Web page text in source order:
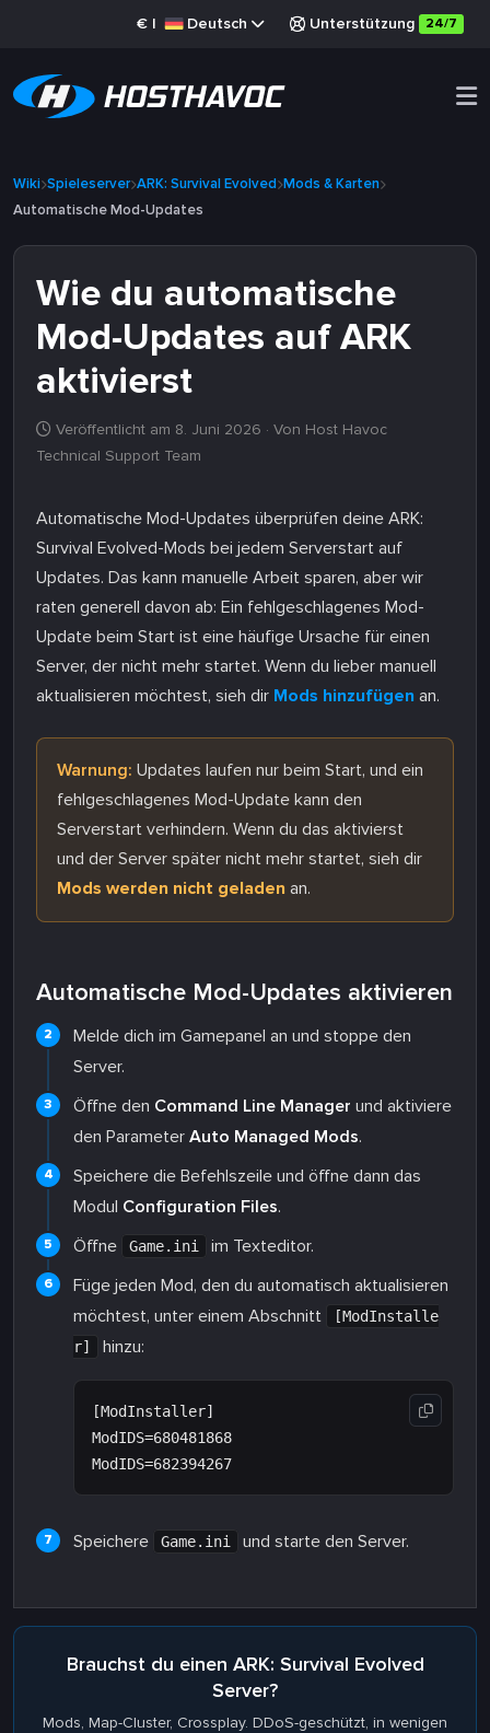
€ | Deutsch Unterstützung 24/7
Wiki Spieleserver ARK: Survival Evolved Mods & Karten
Automatische Mod-Updates
Wie du automatische
Mod-Updates auf ARK
aktivierst
Veröffentlicht am 8. Juni 2026 · Von Host Havoc
Technical Support Team
Automatische Mod-Updates überprüfen deine ARK:
Survival Evolved-Mods bei jedem Serverstart auf
Updates. Das kann manuelle Arbeit sparen, aber wir
raten generell davon ab: Ein fehlgeschlagenes Mod-
Update beim Start ist eine häufige Ursache für einen
Server, der nicht mehr startet. Wenn du lieber manuell
aktualisieren möchtest, sieh dir Mods hinzufügen an.
Warnung: Updates laufen nur beim Start, und ein
fehlgeschlagenes Mod-Update kann den
Serverstart verhindern. Wenn du das aktivierst
und der Server später nicht mehr startet, sieh dir
Mods werden nicht geladen an.
Automatische Mod-Updates aktivieren
Melde dich im Gamepanel an und stoppe den
Server.
Öffne den Command Line Manager und aktiviere
den Parameter Auto Managed Mods.
Speichere die Befehlszeile und öffne dann das
Modul Configuration Files.
Öffne
Game.ini
im Texteditor.
Füge jeden Mod, den du automatisch aktualisieren
möchtest, unter einem Abschnitt
[ModInstalle
r]
hinzu:
[ModInstaller]
ModIDS=680481868
Speichere Game.ini und starte den Server.
Brauchst du einen ARK: Survival Evolved
Server?
Mods, Map-Cluster, Crossplay. DDoS-geschützt, in wenigen